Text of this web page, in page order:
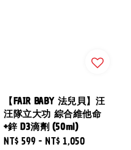
【FAIR BABY 法兒貝】汪
汪隊立大功 綜合維他命
+鋅 D3滴劑 (50ml)
Regular
NT$ 599 -NT$ 1,050